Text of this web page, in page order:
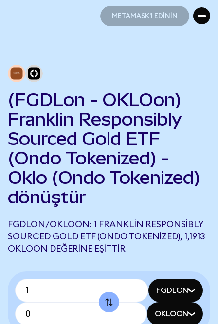
METAMASK'I EDİNİN
(FGDLon - OKLOon)
Franklin Responsibly
Sourced Gold ETF
(Ondo Tokenized) -
Oklo (Ondo Tokenized)
dönüştür
FGDLON/OKLOON: 1 FRANKLIN RESPONSIBLY
SOURCED GOLD ETF (ONDO TOKENIZED), 1,1913
OKLOON DEĞERINE EŞITTIR
FGDLON
OKLOON